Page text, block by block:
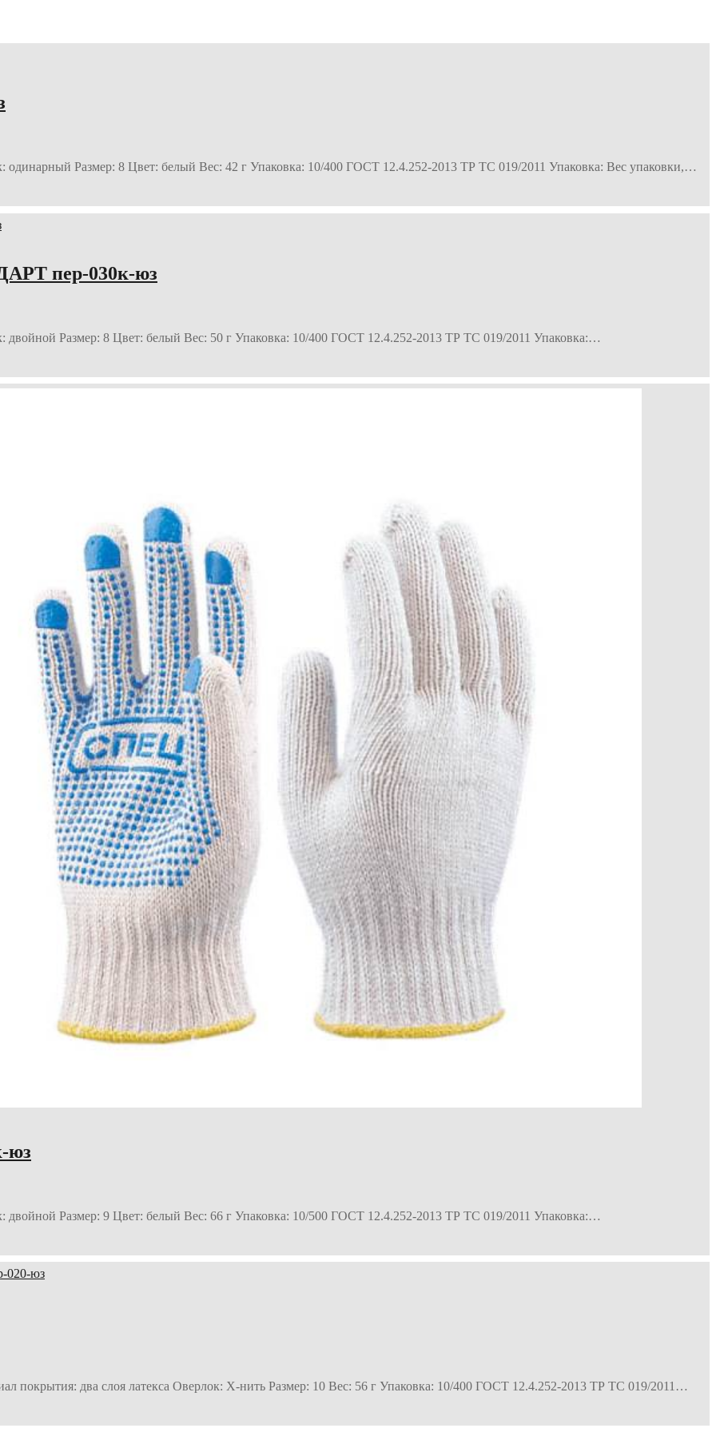
одинарный Размер: 8 Цвет: белый Вес: 42 г Упаковка: 10/400 ГОСТ 12.4.252-2013 ТР ТС 019/2011 Упаковка: Вес упаковки,…
пер-030к-юз
двойной Размер: 8 Цвет: белый Вес: 50 г Упаковка: 10/400 ГОСТ 12.4.252-2013 ТР ТС 019/2011 Упаковка:…
юз
двойной Размер: 9 Цвет: белый Вес: 66 г Упаковка: 10/500 ГОСТ 12.4.252-2013 ТР ТС 019/2011 Упаковка:…
покрытия: два слоя латекса Оверлок: Х-нить Размер: 10 Вес: 56 г Упаковка: 10/400 ГОСТ 12.4.252-2013 ТР ТС 019/2011…